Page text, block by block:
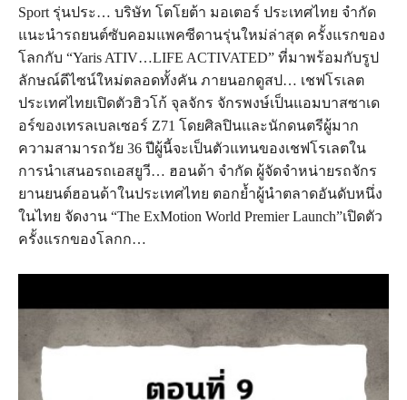
Sport รุ่นประ… บริษัท โตโยต้า มอเตอร์ ประเทศไทย จำกัด
แนะนำรถยนต์ซับคอมแพคซีดานรุ่นใหม่ล่าสุด ครั้งแรกของ
โลกกับ “Yaris ATIV…LIFE ACTIVATED” ที่มาพร้อมกับรูป
ลักษณ์ดีไซน์ใหม่ตลอดทั้งคัน ภายนอกดูสป… เชฟโรเลต
ประเทศไทยเปิดตัวฮิวโก้ จุลจักร จักรพงษ์เป็นแอมบาสซาเด
อร์ของเทรลเบลเซอร์ Z71 โดยศิลปินและนักดนตรีผู้มาก
ความสามารถวัย 36 ปีผู้นี้จะเป็นตัวแทนของเชฟโรเลตใน
การนำเสนอรถเอสยูวี… ฮอนด้า จำกัด ผู้จัดจำหน่ายรถจักร
ยานยนต์ฮอนด้าในประเทศไทย ตอกย้ำผู้นำตลาดอันดับหนึ่ง
ในไทย จัดงาน “The ExMotion World Premier Launch”เปิดตัว
ครั้งแรกของโลกก…